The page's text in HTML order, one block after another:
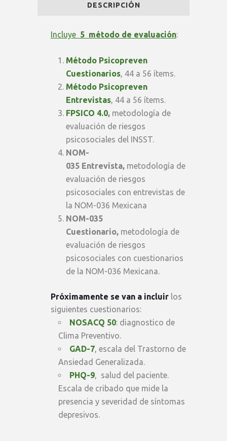
Plan
quantity
DESCRIPCIÓN
Incluye 5 método de evaluación:
Método Psicopreven
Cuestionarios, 44 a 56 ítems.
Método Psicopreven
Entrevistas, 44 a 56 ítems.
FPSICO 4.0, metodología de
evaluación de riesgos
psicosociales del INSST.
NOM-
035 Entrevista, metodología de
evaluación de riesgos
psicosociales con entrevistas de
la NOM-036 Mexicana
NOM-035
Cuestionario, metodología de
evaluación de riesgos
psicosociales con cuestionarios
de la NOM-036 Mexicana.
Próximamente se van a incluir los
siguientes cuestionarios:
NOSACQ 50: diagnostico de
Clima Preventivo.
GAD-7, escala del Trastorno de
Ansiedad Generalizada.
PHQ-9, salud del paciente.
Escala de cribado que mide la
presencia y severidad de síntomas
depresivos.